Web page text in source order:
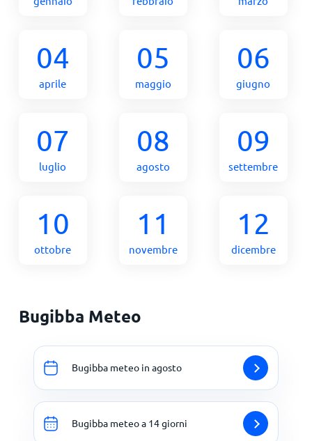
04
aprile
05
maggio
06
giugno
07
luglio
08
agosto
09
settembre
10
ottobre
11
novembre
12
dicembre
Bugibba Meteo
Bugibba meteo in agosto
Bugibba meteo a 14 giorni